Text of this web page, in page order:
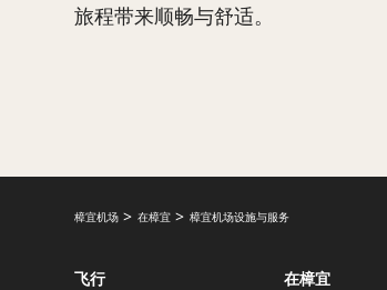
旅程带来顺畅与舒适。
樟宜机场 在樟宜 樟宜机场设施与服务
飞行
在樟宜